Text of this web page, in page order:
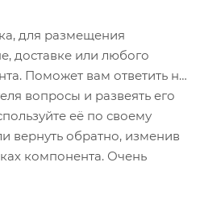
для размещения
доставке или любого
Поможет вам ответить на
вопросы и развеять его
её по своему
вернуть обратно, изменив
компонента. Очень